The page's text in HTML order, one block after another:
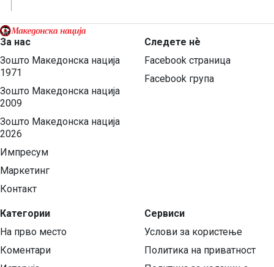
За нас
Зошто Македонска нација
1971
Зошто Македонска нација
2009
Зошто Македонска нација
2026
Импресум
Маркетинг
Контакт
Категории
На прво место
Коментари
Следете нѐ
Facebook страница
Facebook група
Сервиси
Услови за користење
Политика на приватност